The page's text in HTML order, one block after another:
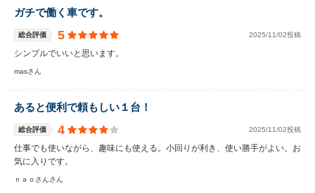
ガチで働く車です。
総合評価 5 2025/11/02投稿
シンプルでいいと思います。
masさん
あると便利で頼もしい１台！
総合評価 4 2025/11/02投稿
仕事でも使いながら、趣味にも使える。小回りが利き、使い勝手がよい。お
気に入りです。
ｎａｏさんさん